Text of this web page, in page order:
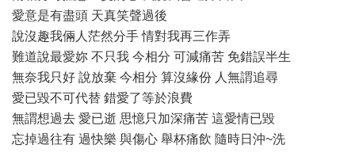
愛意是有盡頭 天真笑聲過後
說沒趣我倆人茫然分手 情對我再三作弄
難道說最愛妳 不只我 今相分 可減痛苦 免錯誤半生
無奈我只好 說放棄 今相分 算沒緣份 人無謂追尋
愛已毀不可代替 錯愛了等於浪費
無謂想過去 愛已逝 思憶只加深痛苦 這愛情已毀
忘掉過往有 過快樂 與傷心 舉杯痛飲 隨時日沖~洗